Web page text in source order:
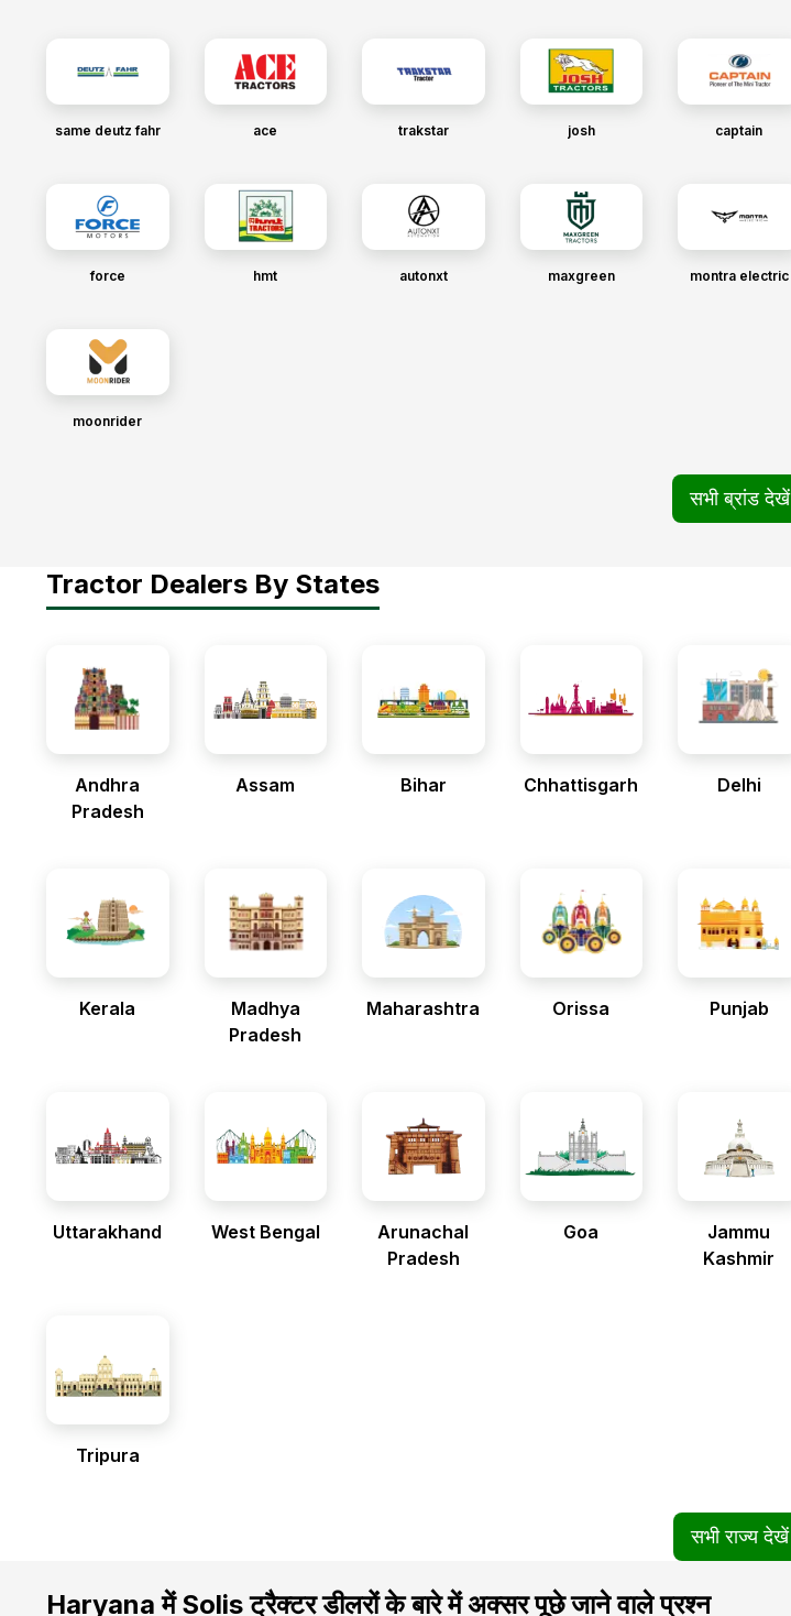
same deutz fahr ace trakstar josh captain
force hmt autonxt maxgreen montra electric
moonrider
सभी ब्रांड देखें
Tractor Dealers By States
Andhra
Pradesh
Assam Bihar Chhattisgarh Delhi
Kerala
Madhya
Pradesh
Maharashtra Orissa Punjab
Uttarakhand West Bengal
Arunachal
Pradesh
Goa
Jammu
Kashmir
Tripura
सभी राज्य देखें
Haryana में Solis ट्रैक्टर डीलरों के बारे में अक्सर पूछे जाने वाले प्रश्न